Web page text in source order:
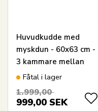
Huvudkudde med
myskdun - 60x63 cm -
3 kammare mellan
dyna - Elegance By
Fåtal i lager
1.999,00
999,00 SEK